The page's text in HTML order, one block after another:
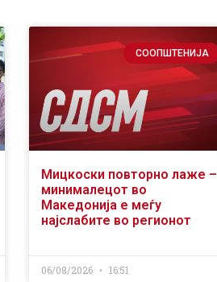
СООПШТЕНИЈА
Мицкоски повторно лаже –
минималецот во
Македонија е меѓу
најслабите во регионот
06/08/2026 16:51